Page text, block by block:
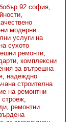
92 софия,
,
модерни
услуги на
сухото
ремонти,
, комплексни
за вътрешна
, надеждно
строителна
на ремонтни
строеж,
, ремонтни